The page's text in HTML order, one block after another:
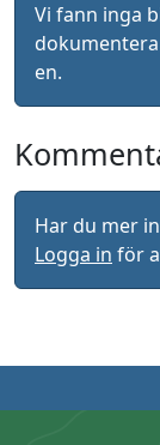
Vi fann inga
en.
Har du mer
Logga in för